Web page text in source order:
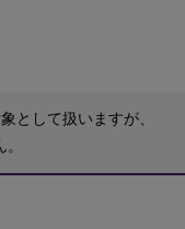
として扱いますが、